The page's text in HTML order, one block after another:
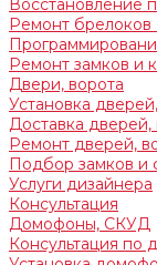
Восстановление
Ремонт брелоков
Ремонт замков и
Двери, ворота
Установка
Доставка дверей,
Ремонт дверей,
Подбор замков и
Услуги дизайнера
Консультация
Домофоны, СКУД
Консультация